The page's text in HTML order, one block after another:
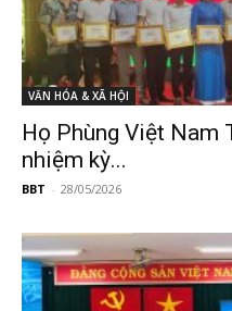
VĂN HÓA & XÃ HỘI
Họ Phùng Việt Nam
nhiệm kỳ...
BBT - 28/05/2026